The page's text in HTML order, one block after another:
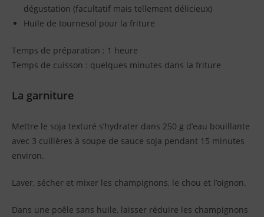
dégustation (facultatif mais tellement délicieux)
Huile de tournesol pour la friture
Temps de préparation : 1 heure
Temps de cuisson : quelques minutes dans la friture
La garniture
Mettre le soja texturé s’hydrater dans 250 g d’eau bouillante
avec 3 cuillères à soupe de sauce soja pendant 15 minutes
environ.
Laver, sécher et mixer les champignons, le chou et l’oignon.
Dans une poêle sans huile, laisser réduire les champignons